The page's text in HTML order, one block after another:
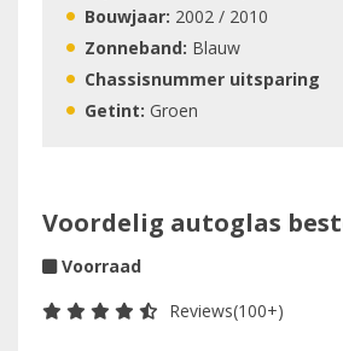
Bouwjaar: 2002 / 2010
Zonneband: Blauw
Chassisnummer uitsparing
Getint: Groen
Voordelig autoglas
Voorraad
Reviews(100+)